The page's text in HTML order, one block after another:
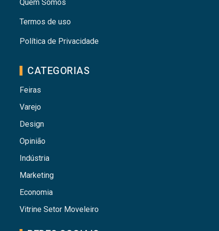
Quem Somos
Termos de uso
Política de Privacidade
CATEGORIAS
Feiras
Varejo
Design
Opinião
Indústria
Marketing
Economia
Vitrine Setor Moveleiro